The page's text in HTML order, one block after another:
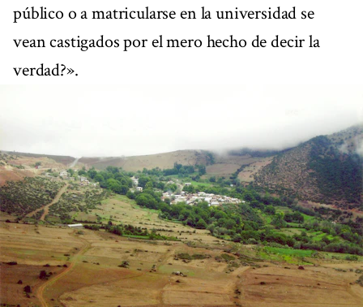
público o a matricularse en la universidad se
vean castigados por el mero hecho de decir la
verdad?».